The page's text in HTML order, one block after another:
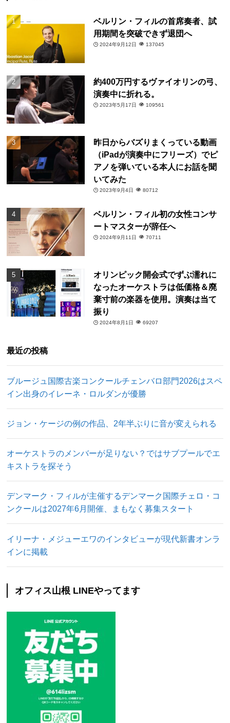
ベルリン・フィルの首席奏者、試
用期間を突破できず退団へ
2024年9月12日 137045
約400万円するヴァイオリンの弓、
演奏中に折れる。
2023年5月17日 109561
昨日からバズりまくっている動画
（iPadが演奏中にフリーズ）でピ
アノを弾いている本人にお話を聞
いてみた
2023年9月4日 80712
ベルリン・フィル初の女性コンサ
ートマスターが辞任へ
2024年9月11日 70711
オリンピック開会式でずぶ濡れに
なったオーケストラは低価格＆廃
棄寸前の楽器を使用。演奏は当て
振り
2024年8月1日 69207
最近の投稿
ブルージュ国際古楽コンクールチェンバロ部門2026はスペ
イン出身のイレーネ・ロルダンが優勝
ジョン・ケージの例の作品、2年半ぶりに音が変えられる
オーケストラのメンバーが足りない？ではサブプールでエ
キストラを探そう
デンマーク・フィルが主催するデンマーク国際チェロ・コ
ンクールは2027年6月開催、まもなく募集スタート
イリーナ・メジューエワのインタビューが現代新書オンラ
インに掲載
オフィス山根 LINEやってます